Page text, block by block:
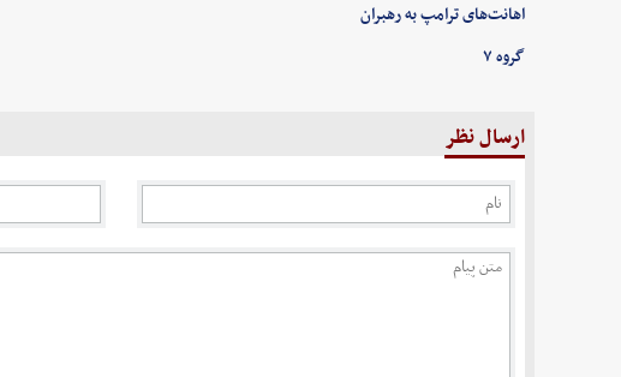
اهانت‌های ترامپ به رهبران
گروه ۷
ارسال نظر